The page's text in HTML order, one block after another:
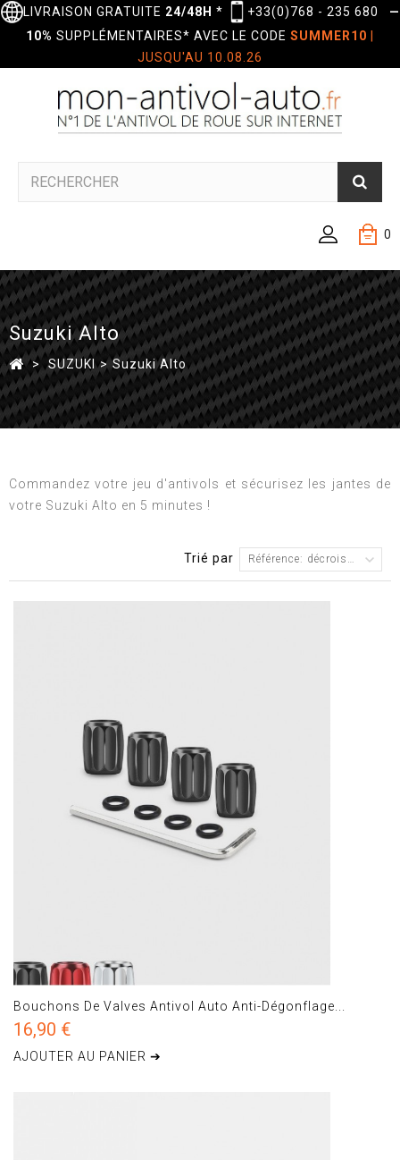
LIVRAISON GRATUITE 24/48H * +33(0)768 - 235 680
—
10% SUPPLÉMENTAIRES* AVEC LE CODE SUMMER10
JUSQU'AU 10.08.26
0
Suzuki Alto
> SUZUKI > Suzuki Alto
Commandez votre jeu d'antivols et sécurisez les jantes de
votre Suzuki Alto en 5 minutes !
Trié par Référence: décroissante
Bouchons De Valves Antivol Auto Anti-Dégonflage...
16,90 €
AJOUTER AU PANIER ➔